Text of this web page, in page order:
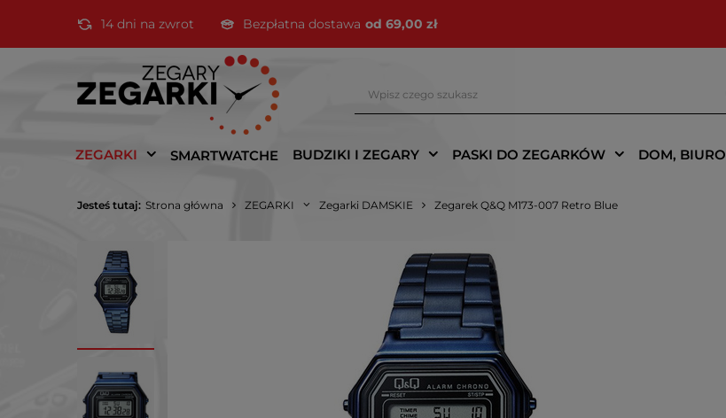
14 dni na zwrot Bezpłatna dostawa od 69,00 zł
ZEGARKI SMARTWATCHE BUDZIKI I ZEGARY PASKI DO ZEGARKÓW DOM, BIURO
Jesteś tutaj: Strona główna ZEGARKI Zegarki DAMSKIE Zegarek Q&Q M173-007 Retro Blue